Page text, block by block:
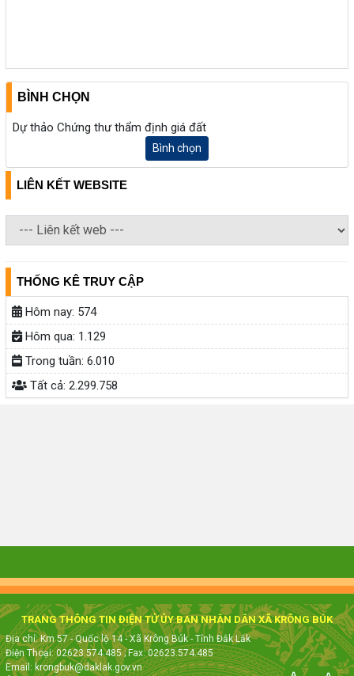
BÌNH CHỌN
Dự thảo Chứng thư thẩm định giá đất
Bình chọn
LIÊN KẾT WEBSITE
THỐNG KÊ TRUY CẬP
Hôm nay: 574
Hôm qua: 1.129
Trong tuần: 6.010
Tất cả: 2.299.758
TRANG THÔNG TIN ĐIỆN TỬ ỦY BAN NHÂN DÂN XÃ KRÔNG BÚK
Địa chỉ: Km 57 - Quốc lộ 14 - Xã Krông Búk - Tỉnh Đắk Lắk
Điện Thoại: 02623.574.485; Fax:02623.574.485
Email: krongbuk@daklak.gov.vn